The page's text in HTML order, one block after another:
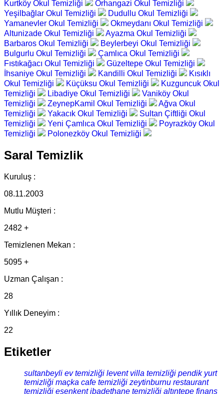
Kurtköy Okul Temizliği
Orhangazi Okul Temizliği
Yeşilbağlar Okul Temizliği
Dudullu Okul Temizliği
Yamanevler Okul Temizliği
Okmeydanı Okul Temizliği
Altunizade Okul Temizliği
Ayazma Okul Temizliği
Barbaros Okul Temizliği
Beylerbeyi Okul Temizliği
Bulgurlu Okul Temizliği
Çamlıca Okul Temizliği
Fıstıkağacı Okul Temizliği
Güzeltepe Okul Temizliği
İhsaniye Okul Temizliği
Kandilli Okul Temizliği
Kısıklı
Okul Temizliği
Küçüksu Okul Temizliği
Kuzguncuk Okul
Temizliği
Libadiye Okul Temizliği
Vaniköy Okul
Temizliği
ZeynepKamil Okul Temizliği
Ağva Okul
Temizliği
Yakacık Okul Temizliği
Sultan Çiftliği Okul
Temizliği
Yeni Çamlıca Okul Temizliği
Poyrazköy Okul
Temizliği
Polonezköy Okul Temizliği
Saral Temizlik
Kuruluş :
08.11.2003
Mutlu Müşteri :
2482 +
Temizlenen Mekan :
5095 +
Uzman Çalışan :
28
Yıllık Deneyim :
22
Etiketler
sultanbeyli ev temizliği levent villa temizliği pendik yurt
temizliği maçka cafe temizliği zeytinburnu restaurant
temizliği esenkent ibadethane temizliği altıntepe finans